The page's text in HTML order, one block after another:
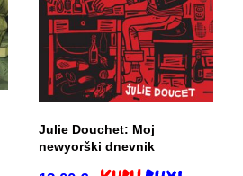
Julie Douchet: Moj
newyorški dnevnik